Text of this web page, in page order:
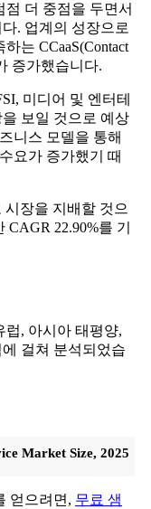
더 중점을 두면서
. 업계의 성장으로
는 CCaaS(Contact
증가했습니다.
미디어 및 엔터테
보일 것으로 예상
니스 모델을 통해
요가 증가했기 때
시장을 지배할 것으
22.90%를 기
럽, 아시아 태평양,
걸쳐 분석되었습
Market Size, 2025
얻으려면, 무료 샘